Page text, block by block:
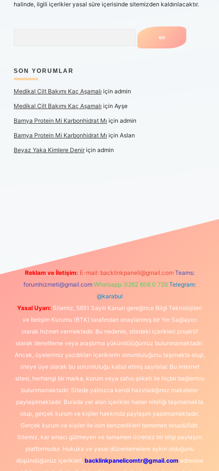
halinde, ilgili içerikler yasal süre içerisinde sitemizden kaldırılacaktır.
SON YORUMLAR
Medikal Cilt Bakımı Kaç Aşamalı için admin
Medikal Cilt Bakımı Kaç Aşamalı için Ayşe
Bamya Protein Mi Karbonhidrat Mı için admin
Bamya Protein Mi Karbonhidrat Mı için Aslan
Beyaz Yaka Kimlere Deniriçin admin
Reklam ve İletişim: E-mail: backlinkpaneli@gmail.com Teams:
forumhizmeti@gmail.com Whatsapp: 0262 606 0 726 Telegram:
@karabul
Yasal Uyarı: Sitemiz, 5651 Sayılı Kanun gereğince Bilgi Teknolojileri
ve İletişim Kurumu (BTK) tarafından onaylanmış bir Yer Sağlayıcı
olarak hizmet vermektedir. Bu nedenle, sitedeki içerikleri proaktif
olarak denetleme veya araştırma yükümlülüğümüz bulunmamaktadır.
Ancak, üyelerimiz yazdıkları içeriklerin sorumluluğunu taşımakta olup,
siteye üye olarak bu sorumluluğu kabul etmiş sayılırlar. Bu internet
sitesi, herhangi bir marka, kurum veya şahıs şirketi ile hiçbir bağlantısı
bulunmamaktadır. Sitede yalnızca kendi hazırladığımız makaleler
paylaşılmaktadır. Burada yer alan içerikler haber niteliği taşımamakta
olup, gerçek kurum ve kişiler hakkında paylaşım yapılmamaktadır.
Gerçek kurum ve kişiler ile isim benzerlikleri tamamen tesadüfidir.
Sitemiz, kar amacı gütmeyen ve tamamen ücretsiz bir bilgi paylaşım
platformudur. Hukuka ve yasal düzenlemelere aykırı olduğunu
düşündüğünüz içerikleri, backlinkpanelicomtr@gmail.comadresine